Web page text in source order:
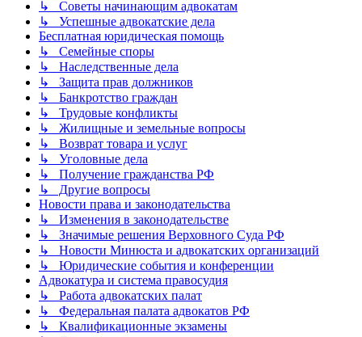
↳ Советы начинающим адвокатам
↳ Успешные адвокатские дела
Бесплатная юридическая помощь
↳ Семейные споры
↳ Наследственные дела
↳ Защита прав должников
↳ Банкротство граждан
↳ Трудовые конфликты
↳ Жилищные и земельные вопросы
↳ Возврат товара и услуг
↳ Уголовные дела
↳ Получение гражданства РФ
↳ Другие вопросы
Новости права и законодательства
↳ Изменения в законодательстве
↳ Значимые решения Верховного Суда РФ
↳ Новости Минюста и адвокатских организаций
↳ Юридические события и конференции
Адвокатура и система правосудия
↳ Работа адвокатских палат
↳ Федеральная палата адвокатов РФ
↳ Квалификационные экзамены